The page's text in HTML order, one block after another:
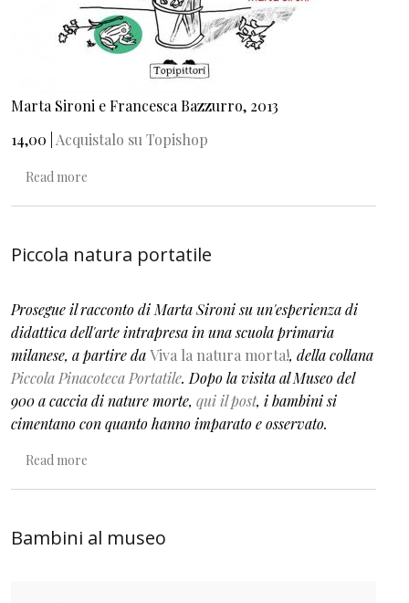
Marta Sironi e Francesca Bazzurro, 2013
14,00 | Acquistalo su Topishop
Read more
Piccola natura portatile
Prosegue il racconto di Marta Sironi su un'esperienza di
didattica dell'arte intrapresa in una scuola primaria
milanese, a partire daViva la natura morta!, della collana
Piccola Pinacoteca Portatile. Dopo la visita al Museo del
900 a caccia di nature morte, qui il post, i bambini si
cimentano con quanto hanno imparato e osservato.
Read more
Bambini al museo